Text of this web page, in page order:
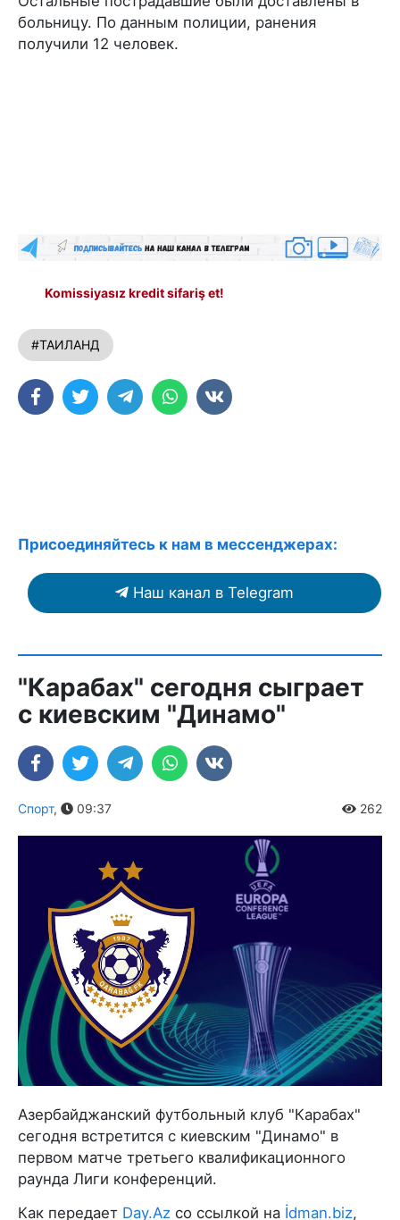
больницу. По данным полиции, ранения
получили 12 человек.
Komissiyasız kredit sifariş et!
#ТАИЛАНД
Присоединяйтесь к нам в мессенджерах:
Наш канал в Telegram
"Карабах" сегодня сыграет
с киевским "Динамо"
Спорт, 09:37 262
Азербайджанский футбольный клуб "Карабах"
сегодня встретится с киевским "Динамо" в
первом матче третьего квалификационного
раунда Лиги конференций.
Как передает Day.Az со ссылкой на İdman.biz,